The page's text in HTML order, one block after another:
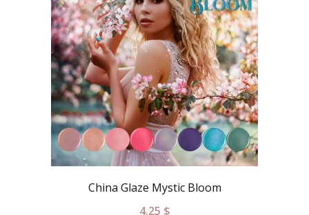
China Glaze Mystic Bloom
4.25 $